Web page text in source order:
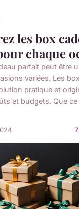
les box
chaque
parfait peut être
variées. Les
pratique et
et budgets. Que